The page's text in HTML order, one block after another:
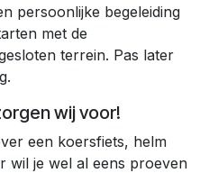
persoonlijke begeleiding
met de
terrein. Pas later
wij voor!
een koersfiets, helm
wil je wel al eens proeven